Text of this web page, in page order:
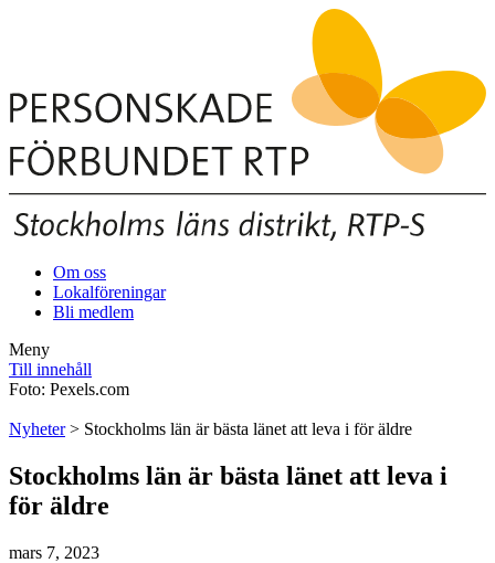
Om oss
Lokalföreningar
Bli medlem
Meny
Till innehåll
Foto: Pexels.com
Nyheter> Stockholms län är bästa länet att leva i för äldre
Stockholms län är bästa länet att leva i
för äldre
mars 7, 2023